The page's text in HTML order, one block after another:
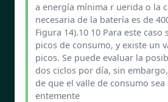
a energía mínima r uerida o la
necesaria de la batería es de
Figura 14).10 10 Para este caso
picos de consumo, y existe un
picos. Se puede evaluar la
dos ciclos por día, sin
de que el valle de consumo
entemente